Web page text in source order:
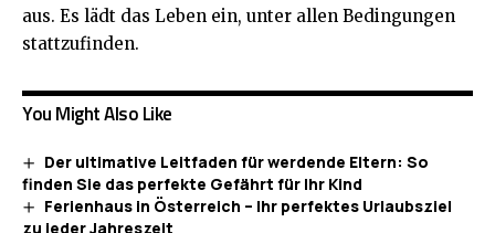
aus. Es lädt das Leben ein, unter allen Bedingungen
stattzufinden.
You Might Also Like
Der ultimative Leitfaden für werdende Eltern: So
finden Sie das perfekte Gefährt für Ihr Kind
Ferienhaus in Österreich – Ihr perfektes Urlaubsziel
zu jeder Jahreszeit